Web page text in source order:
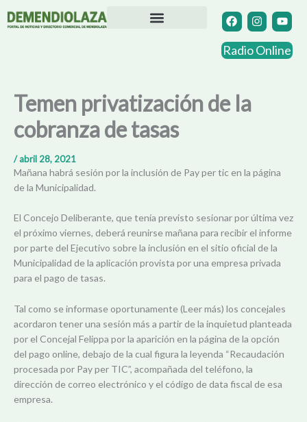
F
a
c
e
b
I
n
s
t
a
Y
o
u
t
u
Radio Online
Temen privatización de la
cobranza de tasas
/abril 28, 2021
Mañana habrá sesión por la inclusión de Pay per tic en la página
de la Municipalidad.
El Concejo Deliberante, que tenía previsto sesionar por última vez
el próximo viernes, deberá reunirse mañana para recibir el informe
por parte del Ejecutivo sobre la inclusión en el sitio oficial de la
Municipalidad de la aplicación provista por una empresa privada
para el pago de tasas.
Tal como se informase oportunamente (Leer más) los concejales
acordaron tener una sesión más a partir de la inquietud planteada
por el Concejal Felippa por la aparición en la página de la opción
del pago online, debajo de la cual figura la leyenda “Recaudación
procesada por Pay per TIC”, acompañada del teléfono, la
dirección de correo electrónico y el código de data fiscal de esa
empresa.